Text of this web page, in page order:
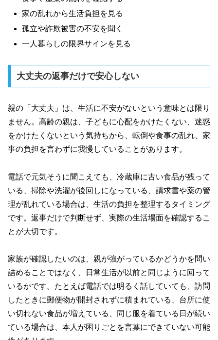
家の乱れから生活負担を見る
孤立や詐欺被害の不安を聞く
一人暮らしの限界サインを見る
大丈夫の返事だけで安心しない
親の「大丈夫」は、生活に不安がないという意味とは限り
ません。高齢の親は、子どもに心配をかけたくない、迷惑
をかけたくないという気持ちから、転倒や食事の乱れ、家
事の負担を言わずに我慢していることがあります。
電話で元気そうに聞こえても、冷蔵庫に古い食品が残って
いる、掃除や洗濯が後回しになっている、請求書や薬の管
理が乱れている場合は、生活の負担を整理するタイミング
です。返事だけで判断せず、実際の生活場面を確認するこ
とが大切です。
家族が確認したいのは、親が強がっているかどうかを問い
詰めることではなく、日常生活が以前と同じように回って
いるかです。たとえば電話では明るく話していても、訪問
したときに郵便物が開封されずに積まれている、台所に使
い切れない食品が増えている、同じ服を着ている日が続い
ている場合は、本人が困りごとを言葉にできていない可能